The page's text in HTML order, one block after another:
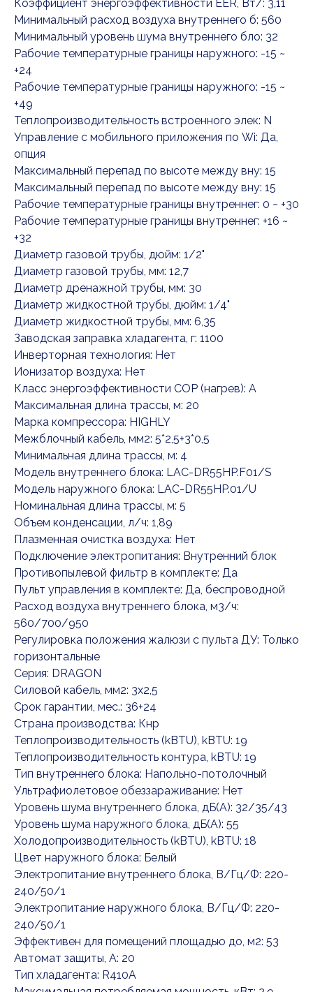
Коэффициент энергоэффективности EER, Вт/: 3,11
Минимальный расход воздуха внутреннего б: 560
Минимальный уровень шума внутреннего бло: 32
Рабочие температурные границы наружного: -15 ~
+24
Рабочие температурные границы наружного: -15 ~
+49
Теплопроизводительность встроенного элек: N
Управление c мобильного приложения по Wi: Да,
опция
Максимальный перепад по высоте между вну: 15
Максимальный перепад по высоте между вну: 15
Рабочие температурные границы внутреннег: 0 ~ +30
Рабочие температурные границы внутреннег: +16 ~
+32
Диаметр газовой трубы, дюйм: 1/2"
Диаметр газовой трубы, мм: 12,7
Диаметр дренажной трубы, мм: 30
Диаметр жидкостной трубы, дюйм: 1/4"
Диаметр жидкостной трубы, мм: 6,35
Заводская заправка хладагента, г: 1100
Инверторная технология: Нет
Ионизатор воздуха: Нет
Класс энергоэффективности COP (нагрев): A
Максимальная длина трассы, м: 20
Марка компрессора: HIGHLY
Межблочный кабель, мм2: 5*2,5+3*0,5
Минимальная длина трассы, м: 4
Модель внутреннего блока: LAC-DR55HP.F01/S
Модель наружного блока: LAC-DR55HP.01/U
Номинальная длина трассы, м: 5
Объем конденсации, л/ч: 1,89
Плазменная очистка воздуха: Нет
Подключение электропитания: Внутренний блок
Противопылевой фильтр в комплекте: Да
Пульт управления в комплекте: Да, беспроводной
Расход воздуха внутреннего блока, м3/ч:
560/700/950
Регулировка положения жалюзи с пульта ДУ: Только
горизонтальные
Серия: DRAGON
Силовой кабель, мм2: 3x2,5
Срок гарантии, мес.: 36+24
Страна производства: Кнр
Теплопроизводительность (kBTU), kBTU: 19
Теплопроизводительность контура, kBTU: 19
Тип внутреннего блока: Напольно-потолочный
Ультрафиолетовое обеззараживание: Нет
Уровень шума внутреннего блока, дБ(А): 32/35/43
Уровень шума наружного блока, дБ(А): 55
Холодопроизводительность (kBTU), kBTU: 18
Цвет наружного блока: Белый
Электропитание внутреннего блока, В/Гц/Ф: 220-
240/50/1
Электропитание наружного блока, В/Гц/Ф: 220-
240/50/1
Эффективен для помещений площадью до, м2: 53
Автомат защиты, А: 20
Тип хладагента: R410A